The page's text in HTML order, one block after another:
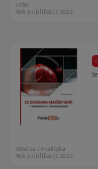
Infor
Rok publikacji: 2023
Wiedza i Praktyka
Rok publikacji: 2022